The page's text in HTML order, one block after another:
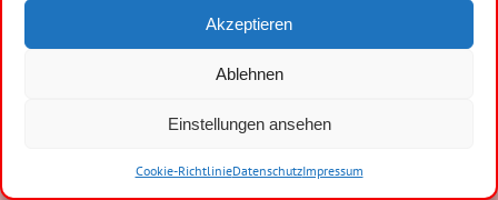
Akzeptieren
Ablehnen
Einstellungen ansehen
Cookie-RichtlinieDatenschutzImpressum
Copyright 2019 - 2024 Stadtsoldatenkorps Remagen 1937 e.V.
Datenschutz